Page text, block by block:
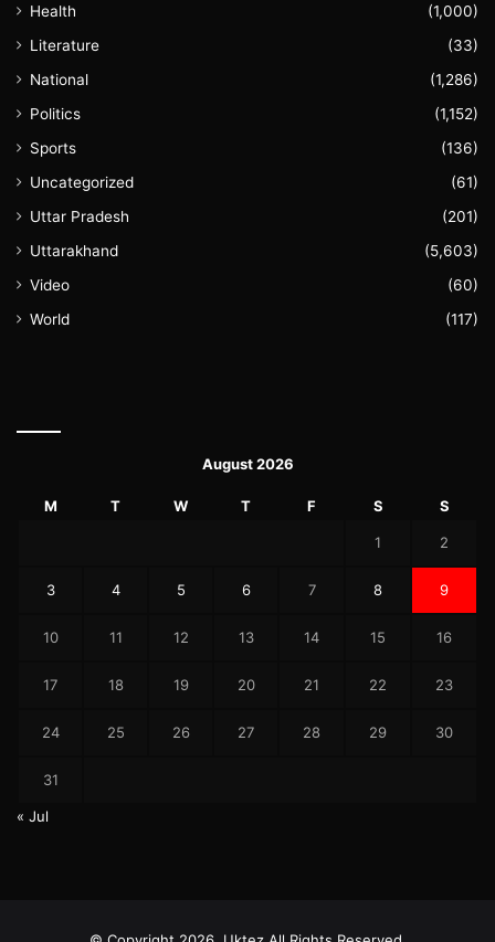
Health
(1,000)
Literature
(33)
National
(1,286)
Politics
(1,152)
Sports
(136)
Uncategorized
(61)
Uttar Pradesh
(201)
Uttarakhand
(5,603)
Video
(60)
World
(117)
August 2026
M T W T F S S
1 2
3 4 5 6 7 8 9
10 11 12 13 14 15 16
17 18 19 20 21 22 23
24 25 26 27 28 29 30
31
« Jul